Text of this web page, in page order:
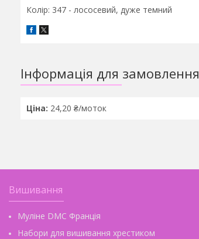
Колір: 347 - лососевий, дуже темний
Інформація для замовлення
Ціна: 24,20 ₴/моток
Вишивання
Муліне DMC Франція
Набори для вишивання хрестиком